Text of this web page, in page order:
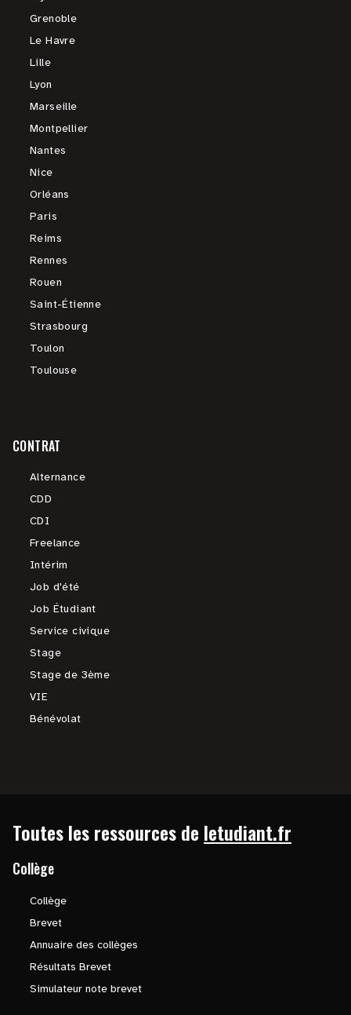
Grenoble
Le Havre
Lille
Lyon
Marseille
Montpellier
Nantes
Nice
Orléans
Paris
Reims
Rennes
Rouen
Saint-Étienne
Strasbourg
Toulon
Toulouse
CONTRAT
Alternance
CDD
CDI
Freelance
Intérim
Job d'été
Job Étudiant
Service civique
Stage
Stage de 3ème
VIE
Bénévolat
Toutes les ressources de letudiant.fr
Collège
Collège
Brevet
Annuaire des collèges
Résultats Brevet
Simulateur note brevet